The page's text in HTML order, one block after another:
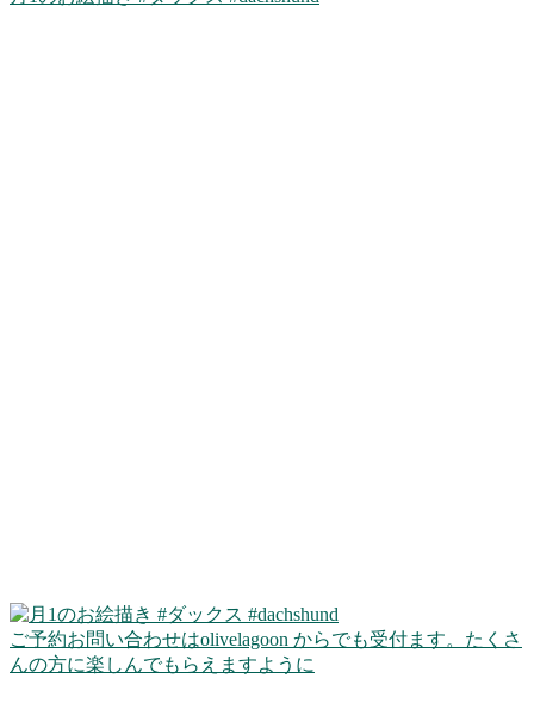
ご予約お問い合わせはolivelagoon からでも受付ます。たくさ
んの方に楽しんでもらえますように